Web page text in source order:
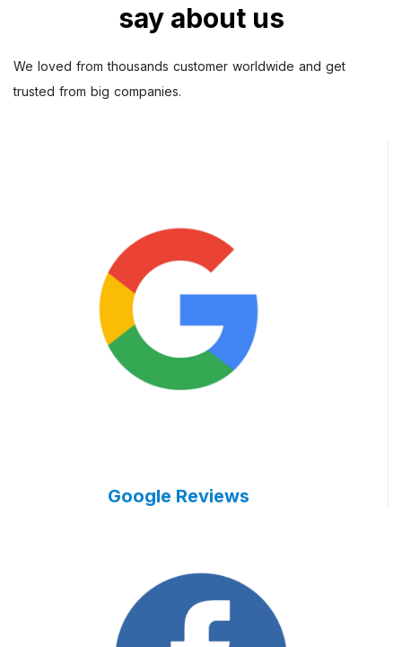
say about us
We loved from thousands customer worldwide and get
trusted from big companies.
Google Reviews